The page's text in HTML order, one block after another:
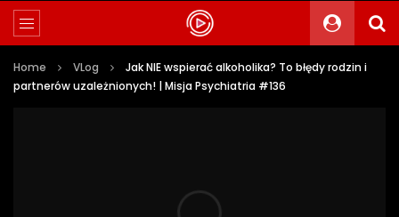
Home VLog
Jak NIE wspierać alkoholika? To błędy rodzin i
partnerów uzależnionych! | Misja Psychiatria #136